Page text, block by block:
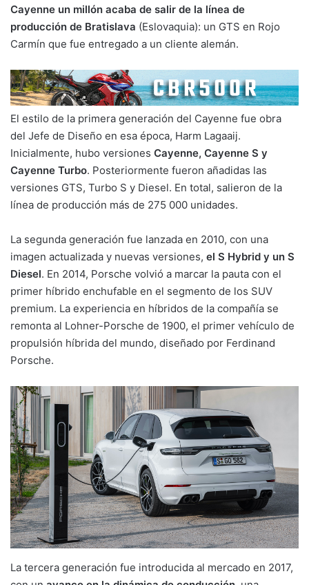
Cayenne un millón acaba de salir de la línea de
producción de Bratislava (Eslovaquia): un GTS en Rojo
Carmín que fue entregado a un cliente alemán.
El estilo de la primera generación del Cayenne fue obra
del Jefe de Diseño en esa época, Harm Lagaaij.
Inicialmente, hubo versiones Cayenne, Cayenne S y
Cayenne Turbo. Posteriormente fueron añadidas las
versiones GTS, Turbo S y Diesel. En total, salieron de la
línea de producción más de 275 000 unidades.
La segunda generación fue lanzada en 2010, con una
imagen actualizada y nuevas versiones, el S Hybrid y un S
Diesel. En 2014, Porsche volvió a marcar la pauta con el
primer híbrido enchufable en el segmento de los SUV
premium. La experiencia en híbridos de la compañía se
remonta al Lohner-Porsche de 1900, el primer vehículo de
propulsión híbrida del mundo, diseñado por Ferdinand
Porsche.
La tercera generación fue introducida al mercado en 2017,